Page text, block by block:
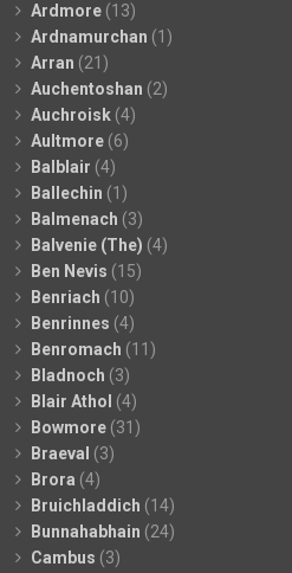
Ardmore (13)
Ardnamurchan (1)
Arran (21)
Auchentoshan (2)
Auchroisk (4)
Aultmore (6)
Balblair (4)
Ballechin (1)
Balmenach (3)
Balvenie (The) (4)
Ben Nevis (15)
Benriach (10)
Benrinnes (4)
Benromach (11)
Bladnoch (3)
Blair Athol (4)
Bowmore (31)
Braeval (3)
Brora (4)
Bruichladdich (14)
Bunnahabhain (24)
Cambus (3)